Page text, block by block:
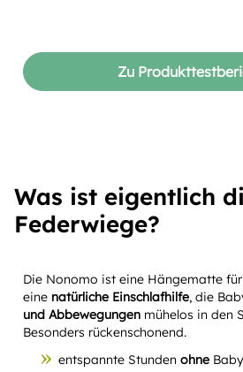
Zu
Was ist eigentlich
Federwiege?
Die Nonomo ist eine Hängematte
eine natürliche Einschlafhilfe, die
und Abbewegungen mühelos in den
Besonders rückenschonend.
entspannte Stunden ohne